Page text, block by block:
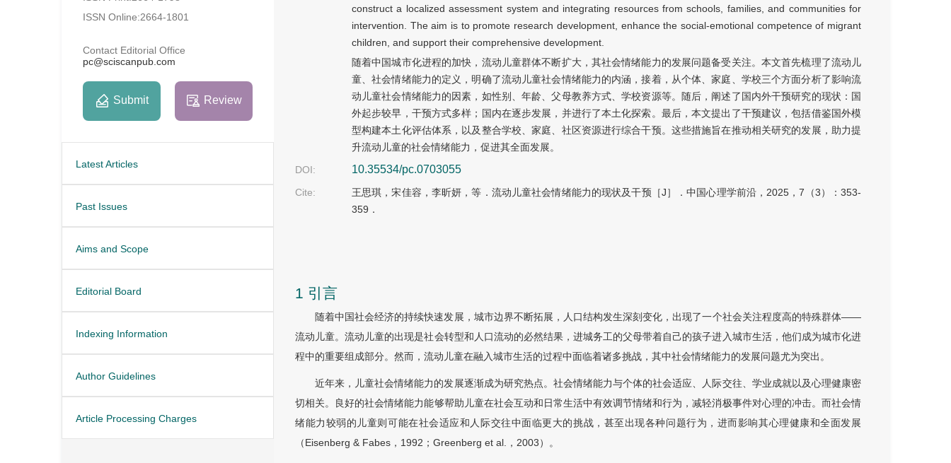
ISSN Online:2664-1801
Contact Editorial Office
pc@sciscanpub.com
Submit Review
Latest Articles
Past Issues
Aims and Scope
Editorial Board
Indexing Information
Author Guidelines
Article Processing Charges
construct a localized assessment system and integrating resources from schools, families, and communities for
intervention. The aim is to promote research development, enhance the social-emotional competence of migrant
children, and support their comprehensive development.
随着中国城市化进程的加快，流动儿童群体不断扩大，其社会情绪能力的发展问题备受关注。本文首先梳理了流动儿
童、社会情绪能力的定义，明确了流动儿童社会情绪能力的内涵，接着，从个体、家庭、学校三个方面分析了影响流
动儿童社会情绪能力的因素，如性别、年龄、父母教养方式、学校资源等。随后，阐述了国内外干预研究的现状：国
外起步较早，干预方式多样；国内在逐步发展，并进行了本土化探索。最后，本文提出了干预建议，包括借鉴国外模
型构建本土化评估体系，以及整合学校、家庭、社区资源进行综合干预。这些措施旨在推动相关研究的发展，助力提
升流动儿童的社会情绪能力，促进其全面发展。
DOI:
10.35534/pc.0703055
Cite:
王思琪，宋佳容，李昕妍，等．流动儿童社会情绪能力的现状及干预［J］．中国心理学前沿，2025，7（3）：353-
359．
1 引言
随着中国社会经济的持续快速发展，城市边界不断拓展，人口结构发生深刻变化，出现了一个社会关注程度高的特殊群体——
流动儿童。流动儿童的出现是社会转型和人口流动的必然结果，进城务工的父母带着自己的孩子进入城市生活，他们成为城市化进
程中的重要组成部分。然而，流动儿童在融入城市生活的过程中面临着诸多挑战，其中社会情绪能力的发展问题尤为突出。
近年来，儿童社会情绪能力的发展逐渐成为研究热点。社会情绪能力与个体的社会适应、人际交往、学业成就以及心理健康密
切相关。良好的社会情绪能力能够帮助儿童在社会互动和日常生活中有效调节情绪和行为，减轻消极事件对心理的冲击。而社会情
绪能力较弱的儿童则可能在社会适应和人际交往中面临更大的挑战，甚至出现各种问题行为，进而影响其心理健康和全面发展
（Eisenberg & Fabes，1992；Greenberg et al.，2003）。